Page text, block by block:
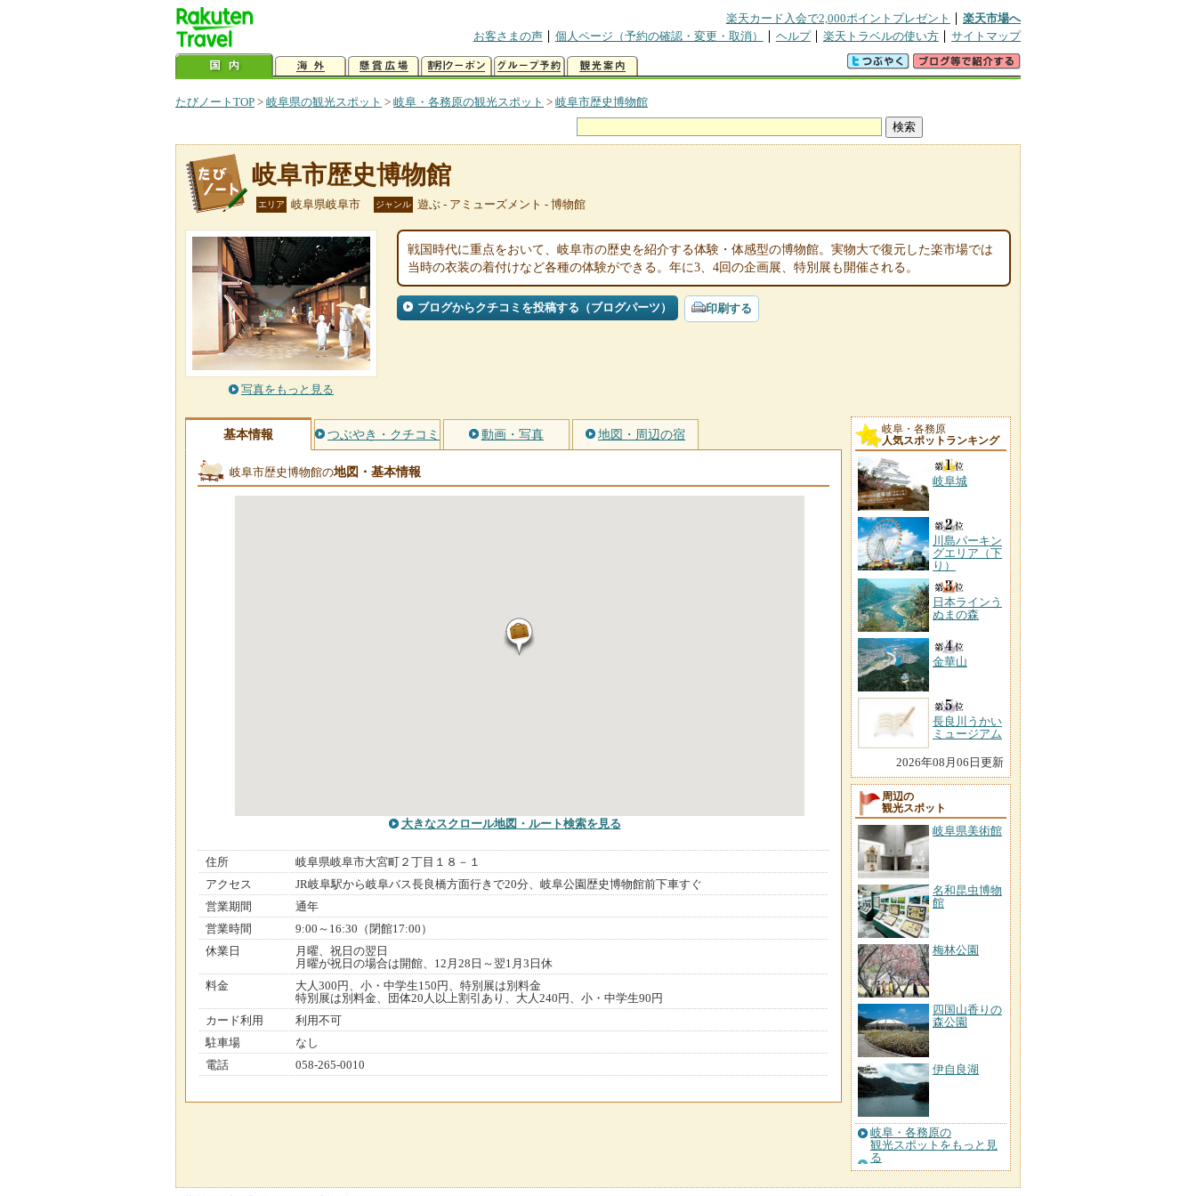
楽天カード入会で2,000ポイントプレゼント
楽天市場へ
お客さまの声
個人ページ（予約の確認・変更・取消） ヘルプ 楽天トラベルの使い方 サイトマップ
たびノートTOP > 岐阜県の観光スポット > 岐阜・各務原の観光スポット > 岐阜市歴史博物館
岐阜市歴史博物館
エリア 岐阜県岐阜市 ジャンル 遊ぶ - アミューズメント - 博物館
写真をもっと見る
戦国時代に重点をおいて、岐阜市の歴史を紹介する体験・体感型の博物館。実物大で復元した楽市場では
当時の衣装の着付けなど各種の体験ができる。年に3、4回の企画展、特別展も開催される。
ブログからクチコミを投稿する（ブログパーツ） 印刷する
基本情報 つぶやき・クチコミ 動画・写真 地図・周辺の宿
岐阜市歴史博物館の地図・基本情報
大きなスクロール地図 ・ルート検索を見る
住所
岐阜県岐阜市大宮町２丁目１８－１
アクセス
JR岐阜駅から岐阜バス長良橋方面行きで20分、岐阜公園歴史博物館前下車すぐ
営業期間
通年
営業時間
9:00～16:30（閉館17:00）
休業日
月曜、祝日の翌日
月曜が祝日の場合は開館、12月28日～翌1月3日休
料金
大人300円、小・中学生150円、特別展は別料金
特別展は別料金、団体20人以上割引あり、大人240円、小・中学生90円
カード利用
利用不可
駐車場
なし
電話
058-265-0010
岐阜・各務原
人気スポットランキング
岐阜城
川島パーキン
グエリア（下
り）
日本ラインう
ぬまの森
金華山
長良川うかい
ミュージアム
2026年08月06日更新
周辺の
観光スポット
岐阜県美術館
名和昆虫博物
館
梅林公園
四国山香りの
森公園
伊自良湖
岐阜・各務原の
観光スポットをもっと見
る